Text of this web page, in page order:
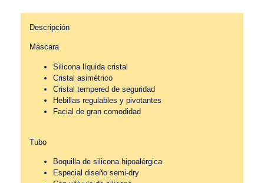
Descripción
Máscara
Silicona líquida cristal
Cristal asimétrico
Cristal tempered de seguridad
Hebillas regulables y pivotantes
Facial de gran comodidad
Tubo
Boquilla de silicona hipoalérgica
Especial diseño semi-dry